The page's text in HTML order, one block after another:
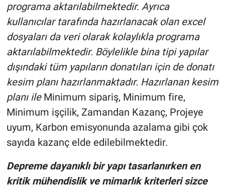
programa aktarılabilmektedir. Ayrıca
kullanıcılar tarafında hazırlanacak olan excel
dosyaları da veri olarak kolaylıkla programa
aktarılabilmektedir. Böylelikle bina tipi yapılar
dışındaki tüm yapıların donatıları için de donatı
kesim planı hazırlanmaktadır. Hazırlanan kesim
planı ileMinimum sipariş, Minimum fire,
Minimum işçilik, Zamandan Kazanç, Projeye
uyum, Karbon emisyonunda azalama gibi çok
sayıda kazanç elde edilebilmektedir.
Depreme dayanıklı bir yapı tasarlanırken en
kritik mühendislik ve mimarlık kriterleri sizce